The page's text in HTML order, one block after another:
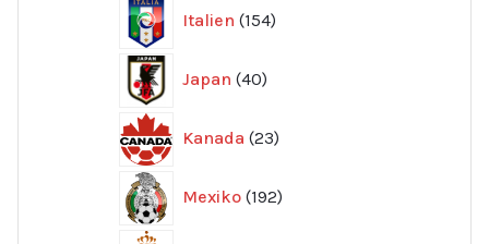
Italien 154
produkter
Japan 40
produkter
Kanada 23
produkter
Mexiko 192
produkter